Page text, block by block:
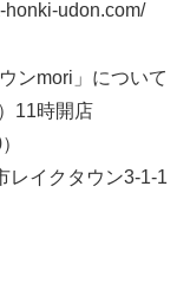
udon.com/
ンmori」について
11時開店
イクタウン3-1-1